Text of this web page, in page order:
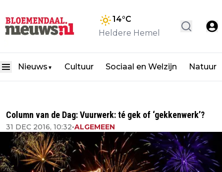
14°C
Heldere Hemel
Nieuws ▼ Cultuur Sociaal en Welzijn Natuur
Column van de Dag: Vuurwerk: té gek of ‘gekkenwerk’?
31 DEC 2016, 10:32•ALGEMEEN